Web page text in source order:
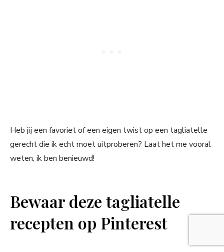
Heb jij een favoriet of een eigen twist op een tagliatelle
gerecht die ik echt moet uitproberen? Laat het me vooral
weten, ik ben benieuwd!
Bewaar deze tagliatelle
recepten op Pinterest